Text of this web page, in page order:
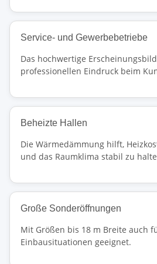
Service- und Gewerbebetriebe
Das hochwertige
professionellen Eindruck beim
Beheizte Hallen
Die Wärmedämmung hilft,
und das Raumklima stabil zu
Große Sonderöffnungen
Mit Größen bis 18 m Breite auch
Einbausituationen geeignet.